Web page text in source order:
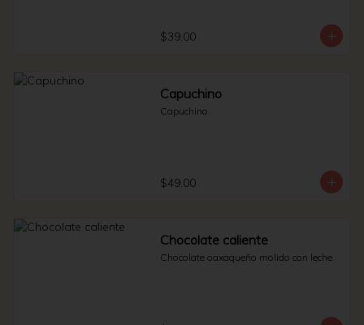
$39.00
Capuchino
Capuchino.
$49.00
Chocolate caliente
Chocolate oaxaqueño molido con leche.